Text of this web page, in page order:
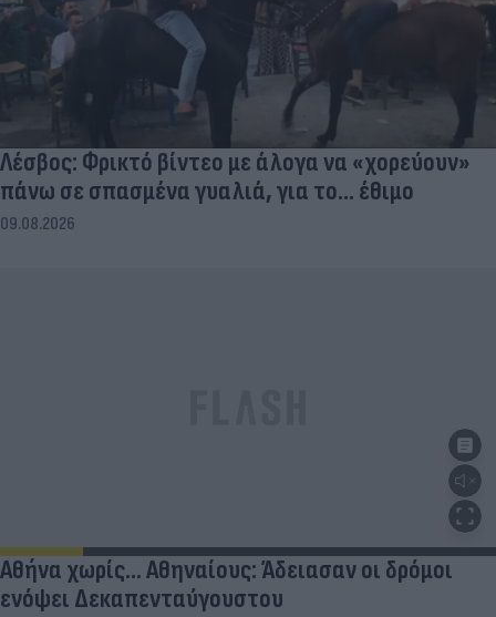
Λέσβος: Φρικτό βίντεο με άλογα να «χορεύουν»
πάνω σε σπασμένα γυαλιά, για το... έθιμο
09.08.2026
Αθήνα χωρίς… Αθηναίους: Άδειασαν οι δρόμοι
ενόψει Δεκαπενταύγουστου